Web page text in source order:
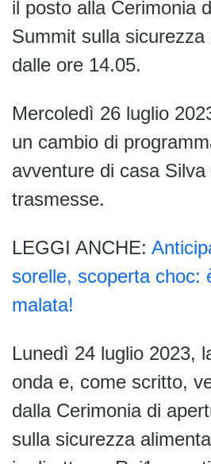
il posto alla Cerimonia
Summit sulla sicurezza
dalle ore 14.05.
Mercoledì 26 luglio
un cambio di
avventure di casa
trasmesse.
LEGGI ANCHE:
sorelle, scoperta choc:
malata!
Lunedì 24 luglio 2023,
onda e, come scritto,
dalla Cerimonia di
sulla sicurezza